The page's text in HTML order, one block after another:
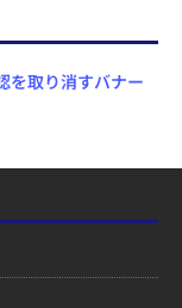
を取り消すバナー